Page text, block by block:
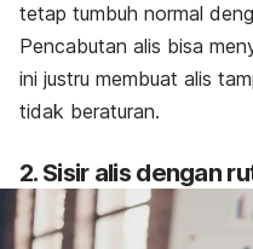
tetap tumbuh normal
Pencabutan alis bisa
ini justru membuat alis
tidak beraturan.
2. Sisir alis dengan